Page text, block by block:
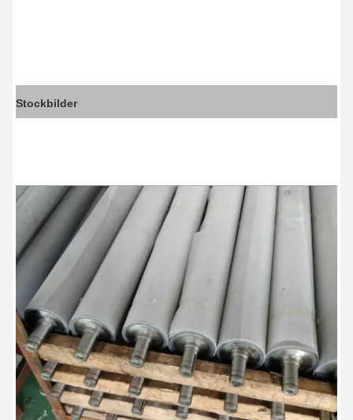
Stockbilder